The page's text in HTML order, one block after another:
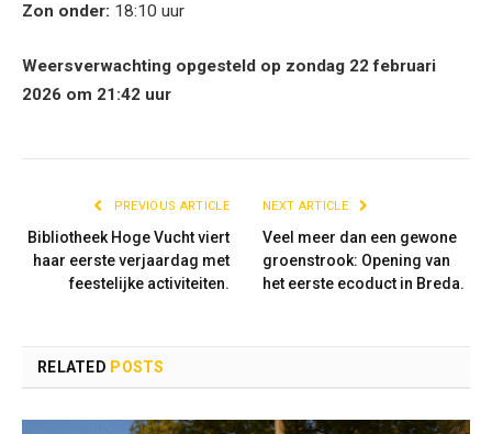
Zon onder: 18:10 uur
Weersverwachting opgesteld op zondag 22 februari
2026 om 21:42 uur
PREVIOUS ARTICLE
Bibliotheek Hoge Vucht viert
haar eerste verjaardag met
feestelijke activiteiten.
NEXT ARTICLE
Veel meer dan een gewone
groenstrook: Opening van
het eerste ecoduct in Breda.
RELATED POSTS